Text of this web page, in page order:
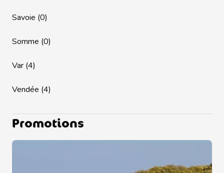
Savoie (0)
Somme (0)
Var (4)
Vendée (4)
Promotions